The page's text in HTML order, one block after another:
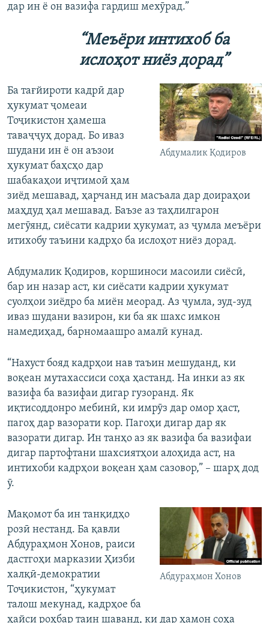
дар ин ё он вазифа гардиш мехӯрад.”
“Меъёри интихоб ба
ислоҳот ниёз дорад”
Абдумалик Қодиров
Ба тағйироти кадрӣ дар
ҳукумат ҷомеаи
Тоҷикистон ҳамеша
таваҷҷуҳ дорад. Бо иваз
шудани ин ё он аъзои
ҳукумат баҳсҳо дар
шабакаҳои иҷтимоӣ ҳам
зиёд мешавад, ҳарчанд ин масъала дар доираҳои
маҳдуд ҳал мешавад. Баъзе аз таҳлилгарон
мегӯянд, сиёсати кадрии ҳукумат, аз ҷумла меъёри
итихобу таъини кадрҳо ба ислоҳот ниёз дорад.
Абдумалик Қодиров, коршиноси масоили сиёсӣ,
бар ин назар аст, ки сиёсати кадрии ҳукумат
суолҳои зиёдро ба миён меорад. Аз ҷумла, зуд-зуд
иваз шудани вазирон, ки ба як шахс имкон
намедиҳад, барномаашро амалӣ кунад.
“Нахуст бояд кадрҳои нав таъин мешуданд, ки
воқеан мутахассиси соҳа ҳастанд. На инки аз як
вазифа ба вазифаи дигар гузоранд. Як
иқтисоддонро мебинӣ, ки имрӯз дар омор ҳаст,
пагоҳ дар вазорати кор. Пагоҳи дигар дар як
вазорати дигар. Ин танҳо аз як вазифа ба вазифаи
дигар партофтани шахсиятҳои алоҳида аст, на
интихоби кадрҳои воқеан ҳам сазовор,” – шарҳ дод
ӯ.
Абдураҳмон Хонов
Мақомот ба ин танқидҳо
розӣ нестанд. Ба қавли
Абдураҳмон Хонов, раиси
дастгоҳи марказии Ҳизби
халқӣ-демократии
Тоҷикистон, “ҳукумат
талош мекунад, кадрҳое ба
ҳайси роҳбар таин шаванд, ки дар ҳамон соҳа